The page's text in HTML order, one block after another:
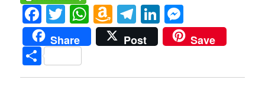
Fa
ce
bo
ok
T
wi
tte
r
W
ha
ts
A
A
m
az
on
Te
le
gr
a
Li
nk
ed
In
es
se
ng
Share Post Save
Te
ile